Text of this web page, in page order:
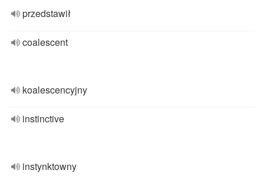
przedstawił
coalescent
koalescencyjny
instinctive
instynktowny